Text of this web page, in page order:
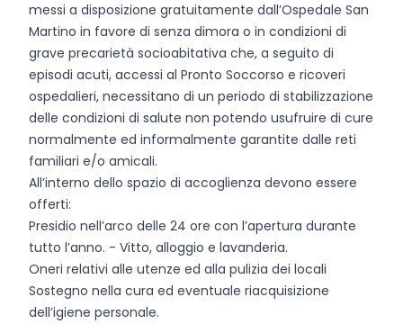
messi a disposizione gratuitamente dall’Ospedale San
Martino in favore di senza dimora o in condizioni di
grave precarietà socioabitativa che, a seguito di
episodi acuti, accessi al Pronto Soccorso e ricoveri
ospedalieri, necessitano di un periodo di stabilizzazione
delle condizioni di salute non potendo usufruire di cure
normalmente ed informalmente garantite dalle reti
familiari e/o amicali.
All’interno dello spazio di accoglienza devono essere
offerti:
Presidio nell’arco delle 24 ore con l’apertura durante
tutto l’anno. - Vitto, alloggio e lavanderia.
Oneri relativi alle utenze ed alla pulizia dei locali
Sostegno nella cura ed eventuale riacquisizione
dell’igiene personale.